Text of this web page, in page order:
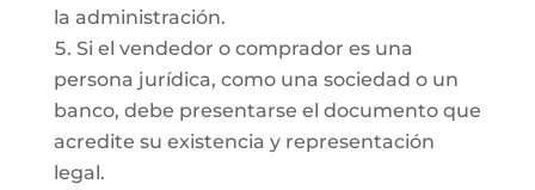
la administración.
Si el vendedor o comprador es una
persona jurídica, como una sociedad o un
banco, debe presentarse el documento que
acredite su existencia y representación
legal.